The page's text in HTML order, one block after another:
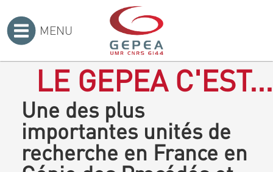
MENU
LE GEPEA C'EST...
Une des plus
importantes unités de
recherche en France en